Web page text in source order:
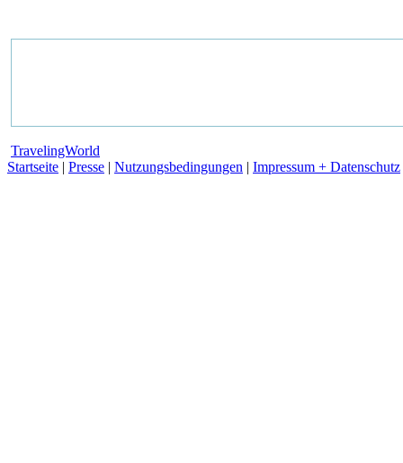
TravelingWorld
Startseite | Presse | Nutzungsbedingungen | Impressum + Datenschutz